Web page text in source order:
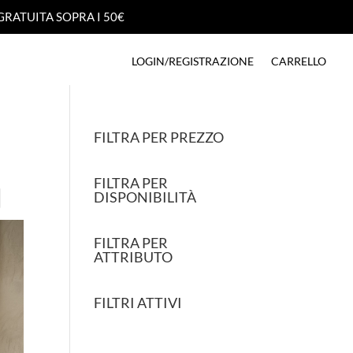
SOPRA I 50€
SOPRA I 50€
LOGIN/REGISTRAZIONE CARRELLO
LOGIN/REGISTRAZIONE CARRELLO
FILTRA PER PREZZO
FILTRA PER
DISPONIBILITÀ
FILTRA PER
ATTRIBUTO
FILTRI ATTIVI